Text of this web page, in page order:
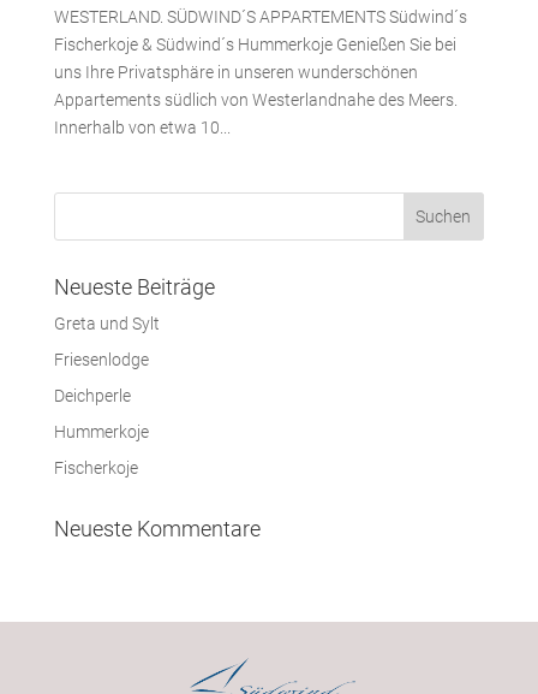
WESTERLAND. SÜDWIND´S APPARTEMENTS Südwind´s
Fischerkoje & Südwind´s Hummerkoje Genießen Sie bei
uns Ihre Privatsphäre in unseren wunderschönen
Appartements südlich von Westerlandnahe des Meers.
Innerhalb von etwa 10...
Neueste Beiträge
Greta und Sylt
Friesenlodge
Deichperle
Hummerkoje
Fischerkoje
Neueste Kommentare